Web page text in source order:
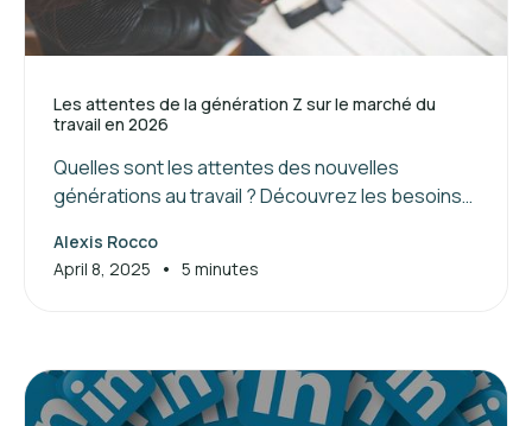
Les attentes de la génération Z sur le marché du
travail en 2026
Quelles sont les attentes des nouvelles
générations au travail ? Découvrez les besoins
manager ces jeunes talents.
Alexis Rocco
April 8, 2025
• 5 minutes